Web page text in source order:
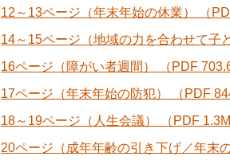
12～13ページ（年末年始の休業） （
14～15ページ（地域の力を合わせて子
16ページ（障がい者週間） （PDF
17ページ（年末年始の防犯） （PDF
18～19ページ（人生会議） （PDF
20ページ（成年年齢の引き下げ／年末